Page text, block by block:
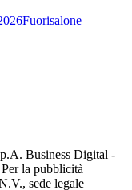
Fuorisalone
Business Digital -
la pubblicità
sede legale